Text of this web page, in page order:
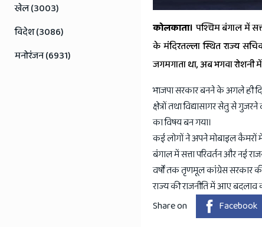
कोलकाता।पश्चिम बंगाल में
के मंदिरतल्ला स्थित राज्य
जगमगाता था, अब भगवा रोशनी
भाजपा सरकार बनने के अगले ही
क्षेत्रों तथा विद्यासागर सेतु से
का विषय बन गया।
कई लोगों ने अपने मोबाइल कैमरों
बंगाल में सत्ता परिवर्तन और नई
वर्षों तक तृणमूल कांग्रेस सरकार
राज्य की राजनीति में आए बदलाव
Share on
Facebook
खेल (3003)
विदेश (3086)
मनोरंजन (6931)